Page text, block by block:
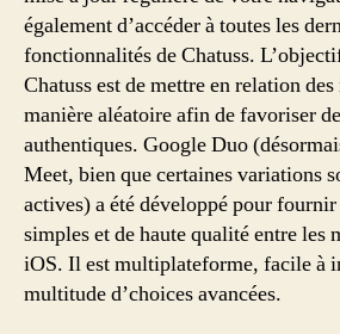
également d’accéder à toutes les
fonctionnalités de Chatuss.
Chatuss est de mettre en relation
manière aléatoire afin de favoriser
authentiques. Google Duo
Meet, bien que certaines variations
actives) a été développé pour
simples et de haute qualité entre les
iOS. Il est multiplateforme, facile à
multitude d’choices avancées.